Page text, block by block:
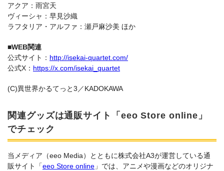
アクア：雨宮天
ヴィーシャ：早見沙織
ラフタリア・アルファ：瀬戸麻沙美 ほか
■WEB関連
公式サイト： http://isekai-quartet.com/
公式X： https://x.com/isekai_quartet
(C)異世界かるてっと3／KADOKAWA
関連グッズは通販サイト「eeo Store online」
でチェック
当メディア（eeo Media）とともに株式会社A3が運営している通
販サイト「eeo Store online 」では、アニメや漫画などのオリジナ